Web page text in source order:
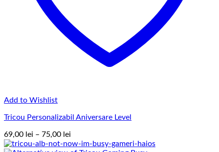
Add to Wishlist
Tricou Personalizabil Aniversare Level
69,00 lei – 75,00 lei
de